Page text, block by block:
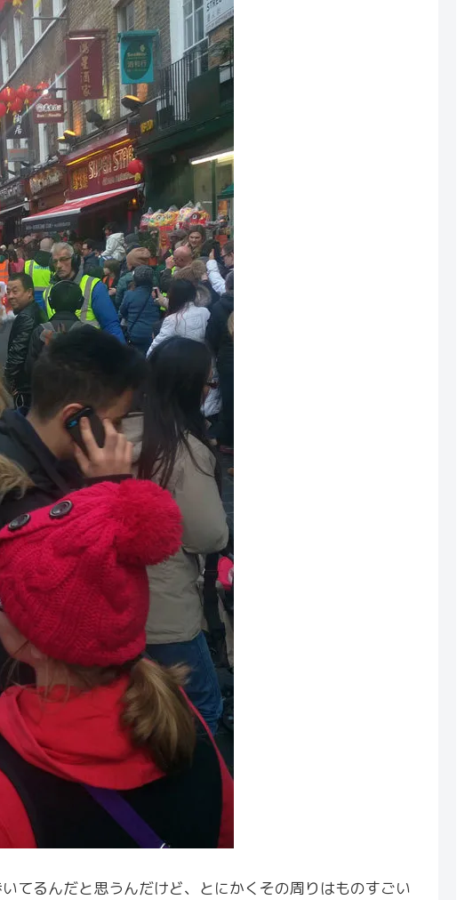
てるんだと思うんだけど、とにかくその周りはものすごい